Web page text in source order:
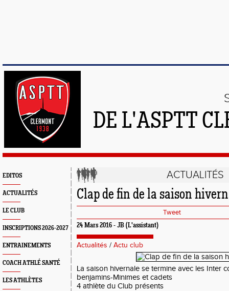
DE L'ASPTT
EDITOS
ACTUALITÉS
LE CLUB
INSCRIPTIONS 2026-2027
ENTRAINEMENTS
COACH ATHLÉ SANTÉ
LES ATHLÈTES
ACTUALITÉS
Clap de fin de la saison
Tweet
24 Mars 2016 - JB (L'assistant)
Actualités / Actu club
La saison hivernale se termine avec les Inter
benjamins-Minimes et cadets
4 athlète du Club présents